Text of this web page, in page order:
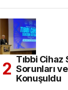
Tıbbi
Sorunları
Konuşuldu